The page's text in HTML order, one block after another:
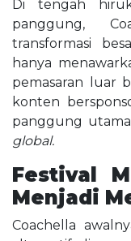
Di tengah
panggung,
transformasi
hanya
pemasaran luar
konten
panggung
global.
Festival
Menjadi
Coachella